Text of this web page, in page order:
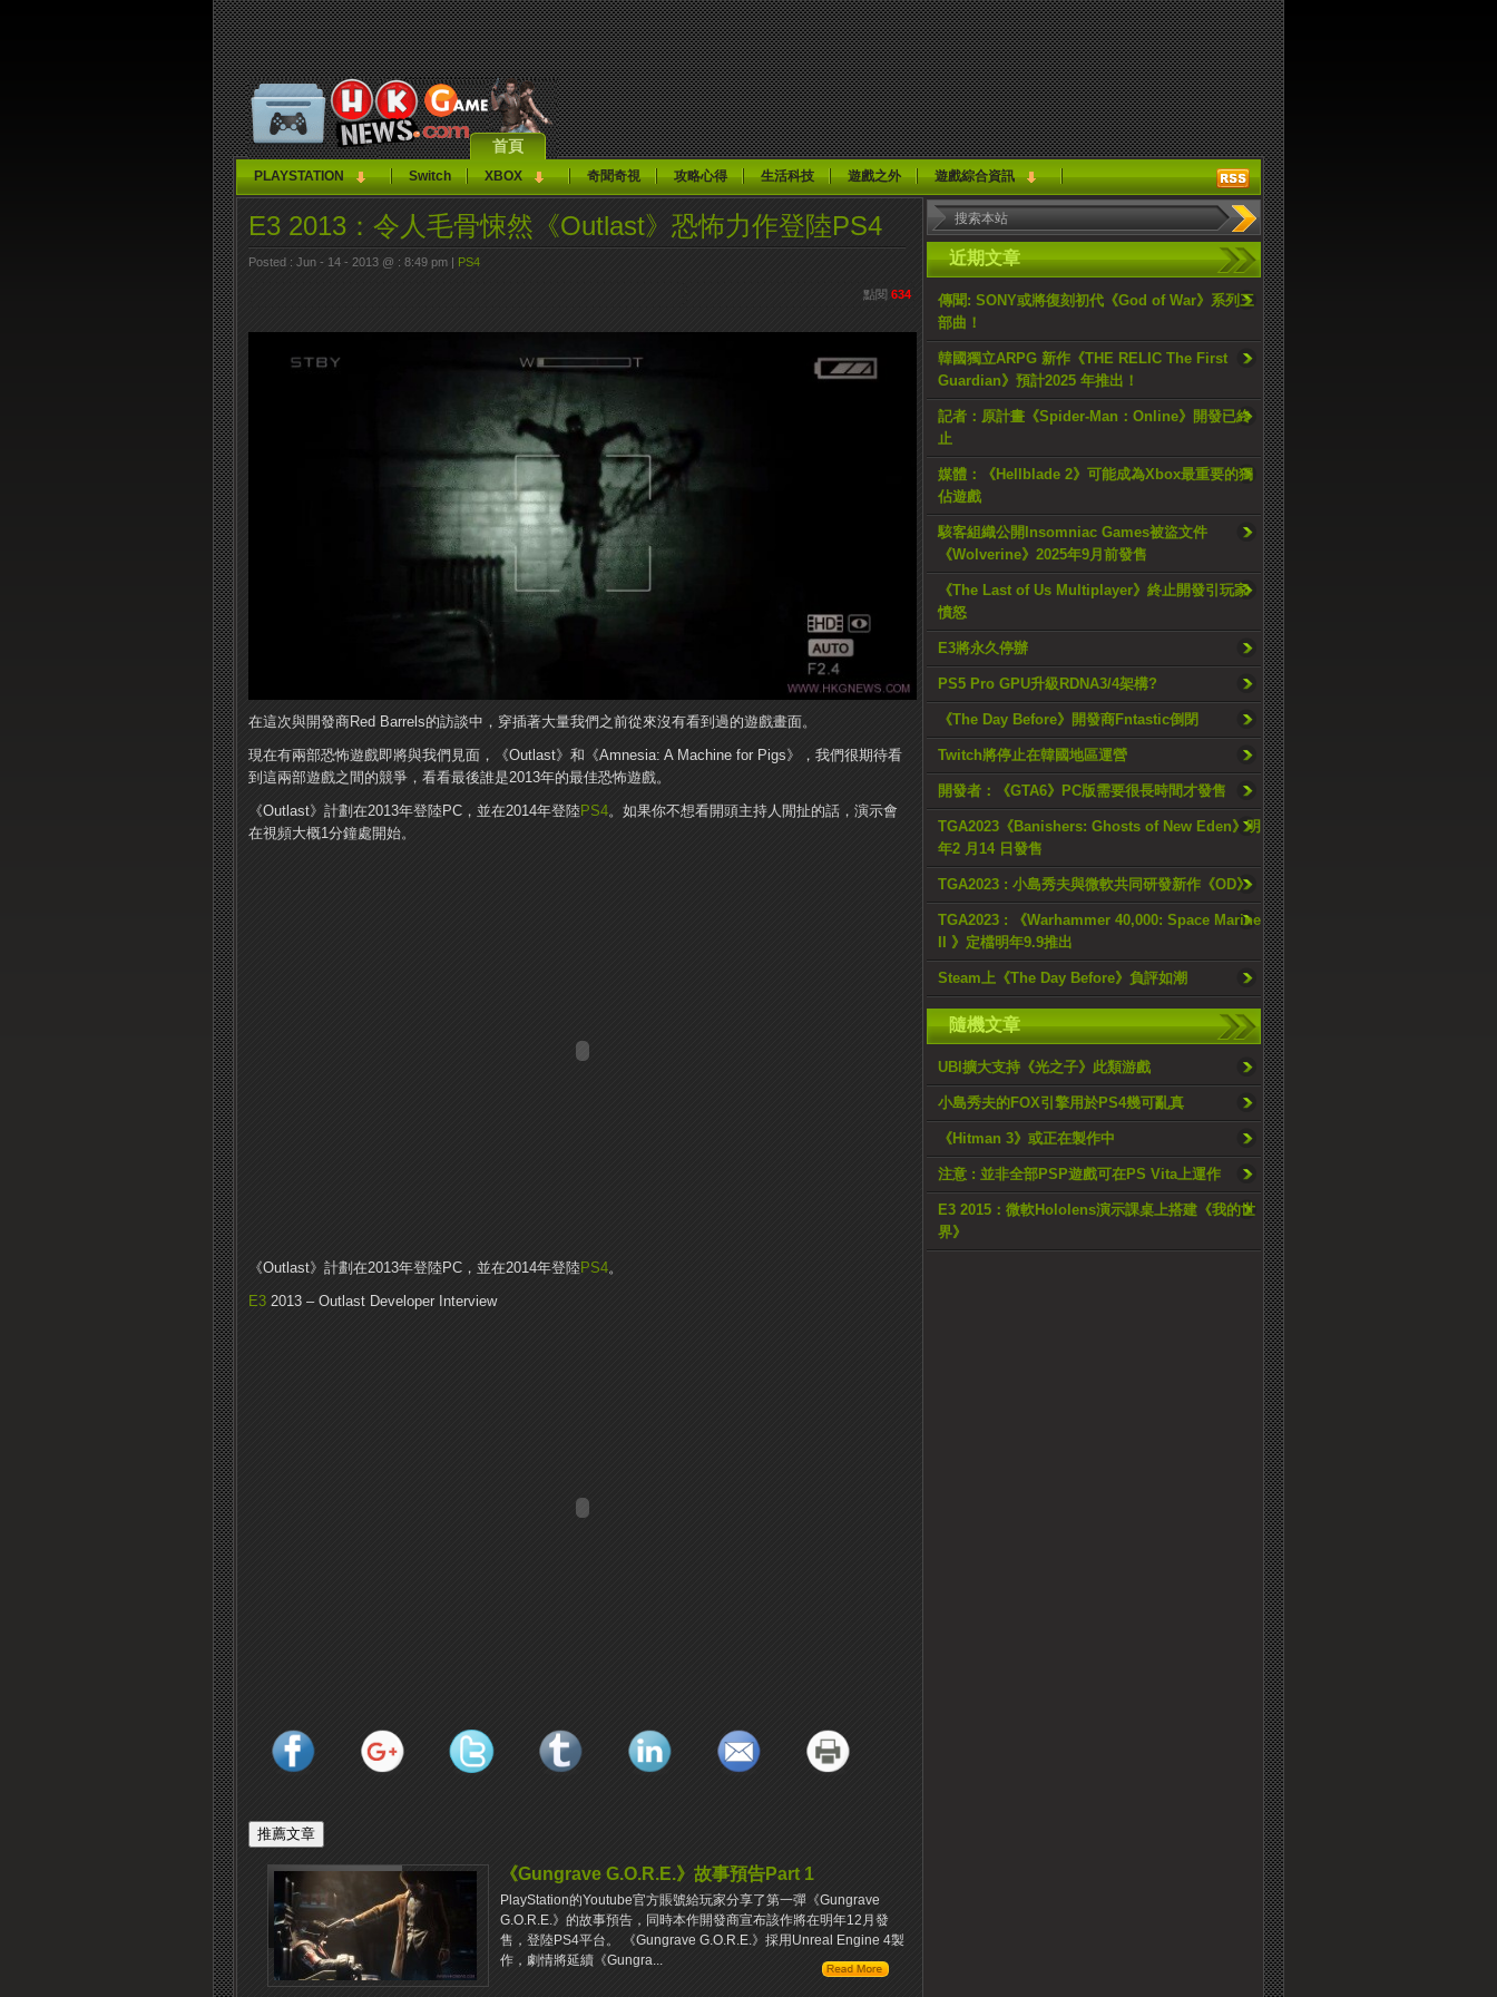
首頁
PLAYSTATION Switch XBOX 奇聞奇視 攻略心得 生活科技 遊戲之外 遊戲綜合資訊
近期文章
傳聞: SONY或將復刻初代《God of War》系列三
部曲！
韓國獨立ARPG 新作《THE RELIC The First
Guardian》預計2025 年推出！
記者：原計畫《Spider-Man：Online》開發已終
止
媒體：《Hellblade 2》可能成為Xbox最重要的獨
佔遊戲
駭客組織公開Insomniac Games被盜文件
《Wolverine》2025年9月前發售
《The Last of Us Multiplayer》終止開發引玩家
憤怒
E3將永久停辦
PS5 Pro GPU升級RDNA3/4架構?
《The Day Before》開發商Fntastic倒閉
Twitch將停止在韓國地區運營
開發者：《GTA6》PC版需要很長時間才發售
TGA2023《Banishers: Ghosts of New Eden》明
年2 月14 日發售
TGA2023 : 小島秀夫與微軟共同研發新作《OD》
TGA2023 : 《Warhammer 40,000: Space Marine
II 》定檔明年9.9推出
Steam上《The Day Before》負評如潮
隨機文章
UBI擴大支持《光之子》此類游戲
小島秀夫的FOX引擎用於PS4幾可亂真
《Hitman 3》或正在製作中
注意 : 並非全部PSP遊戲可在PS Vita上運作
E3 2015：微軟Hololens演示課桌上搭建《我的世
界》
E3 2013：令人毛骨悚然《Outlast》恐怖力作登陸PS4
Posted : Jun - 14 - 2013 @ : 8:49 pm | PS4
點閱 634
在這次與開發商Red Barrels的訪談中，穿插著大量我們之前從來沒有看到過的遊戲畫面。
現在有兩部恐怖遊戲即將與我們見面，《Outlast》和《Amnesia: A Machine for Pigs》，我們很期待看
到這兩部遊戲之間的競爭，看看最後誰是2013年的最佳恐怖遊戲。
《Outlast》計劃在2013年登陸PC，並在2014年登陸PS4。如果你不想看開頭主持人閒扯的話，演示會
在視頻大概1分鐘處開始。
《Outlast》計劃在2013年登陸PC，並在2014年登陸PS4。
E3 2013 – Outlast Developer Interview
《Gungrave G.O.R.E.》故事預告Part 1
PlayStation的Youtube官方賬號給玩家分享了第一彈《Gungrave
G.O.R.E.》的故事預告，同時本作開發商宣布該作將在明年12月發
售，登陸PS4平台。 《Gungrave G.O.R.E.》採用Unreal Engine 4製
作，劇情將延續《Gungra...